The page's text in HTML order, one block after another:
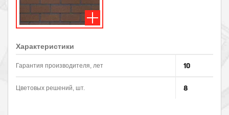
Характеристики
Гарантия производителя, лет 10
Цветовых решений, шт. 8